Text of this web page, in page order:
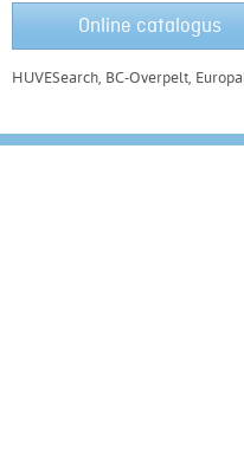
Online catalogus
HUVESearch, BC-Overpelt,